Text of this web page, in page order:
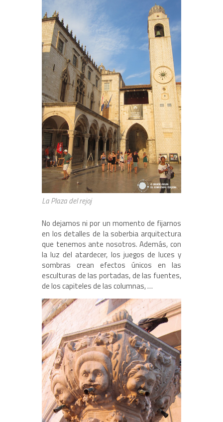
La Plaza del rejoj
No dejamos ni por un momento de fijarnos
en los detalles de la soberbia arquitectura
que tenemos ante nosotros. Además, con
la luz del atardecer, los juegos de luces y
sombras crean efectos únicos en las
esculturas de las portadas, de las fuentes,
de los capiteles de las columnas, …